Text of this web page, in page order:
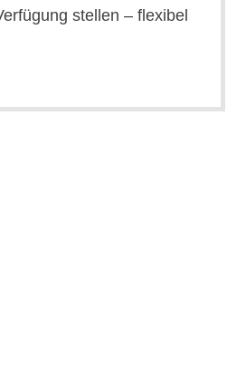
stellen – flexibel